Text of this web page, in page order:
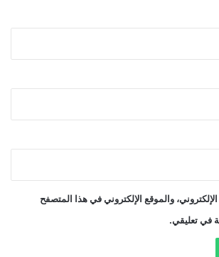
والموقع الإلكتروني في هذا المتصفح
في تعليقي.